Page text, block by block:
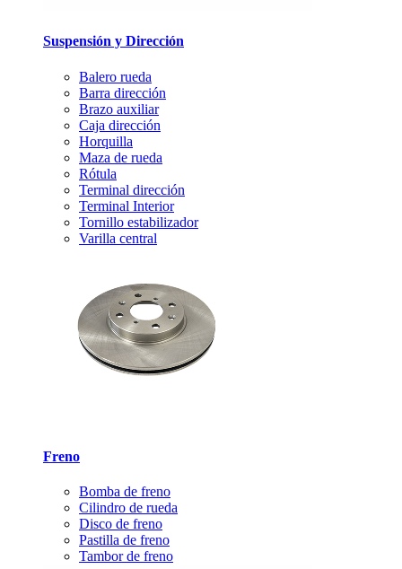
Suspensión y Dirección
Balero rueda
Barra dirección
Brazo auxiliar
Caja dirección
Horquilla
Maza de rueda
Rótula
Terminal dirección
Terminal Interior
Tornillo estabilizador
Varilla central
Freno
Bomba de freno
Cilindro de rueda
Disco de freno
Pastilla de freno
Tambor de freno